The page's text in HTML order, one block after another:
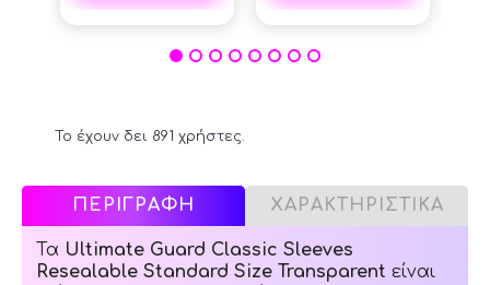
Το έχουν δει 891 χρήστες.
ΠΕΡΙΓΡΑΦΗ ΧΑΡΑΚΤΗΡΙΣΤΙΚΑ
Τα Ultimate Guard Classic Sleeves
Resealable Standard Size Transparent είναι